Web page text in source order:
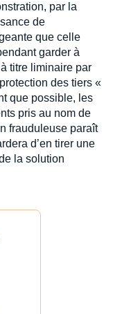
par la
de
que celle
garder à
titre liminaire par
des tiers «
que possible, les
pris au nom de
frauduleuse paraît
d’en tirer une
la solution